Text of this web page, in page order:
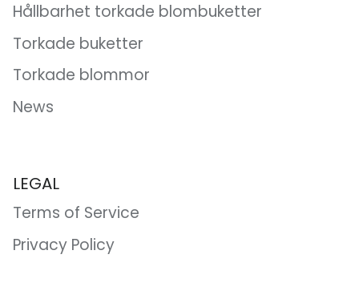
Hållbarhet torkade blombuketter
Torkade buketter
Torkade blommor
News
LEGAL
Terms of Service
Privacy Policy